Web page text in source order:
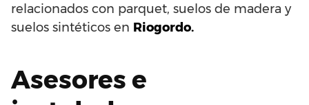
relacionados con parquet, suelos de madera y
suelos sintéticos en Riogordo.
Asesores e